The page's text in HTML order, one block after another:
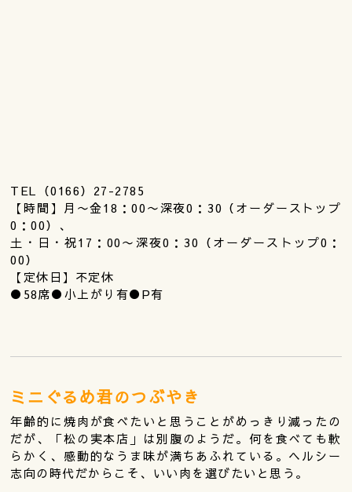
TEL（0166）27-2785
【時間】月〜金18：00〜深夜0：30（オーダーストップ
0：00）、
土・日・祝17：00〜深夜0：30（オーダーストップ0：
00）
【定休日】不定休
●58席●小上がり有●P有
ミニぐるめ君のつぶやき
年齢的に焼肉が食べたいと思うことがめっきり減ったの
だが、「松の実本店」は別腹のようだ。何を食べても軟
らかく、感動的なうま味が満ちあふれている。ヘルシー
志向の時代だからこそ、いい肉を選びたいと思う。